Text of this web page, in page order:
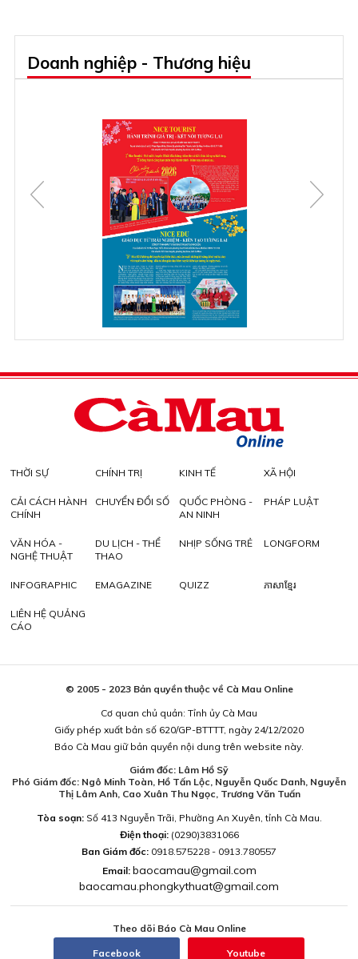
Doanh nghiệp - Thương hiệu
THỜI SỰ CHÍNH TRỊ KINH TẾ XÃ HỘI
CẢI CÁCH HÀNH
CHÍNH
CHUYỂN ĐỔI SỐ
QUỐC PHÒNG -
AN NINH
PHÁP LUẬT
VĂN HÓA -
NGHỆ THUẬT
DU LỊCH - THỂ
THAO
NHỊP SỐNG TRẺ LONGFORM
INFOGRAPHIC EMAGAZINE QUIZZ ភាសាខ្មែរ
LIÊN HỆ QUẢNG
CÁO
© 2005 - 2023 Bản quyền thuộc về Cà Mau Online
Cơ quan chủ quản: Tỉnh ủy Cà Mau
Giấy phép xuất bản số 620/GP-BTTTT, ngày 24/12/2020
Báo Cà Mau giữ bản quyền nội dung trên website này.
Giám đốc: Lâm Hồ Sỹ
Phó Giám đốc: Ngô Minh Toàn, Hồ Tấn Lộc, Nguyễn Quốc Danh, Nguyễn
Thị Lâm Anh, Cao Xuân Thu Ngọc, Trương Văn Tuấn
Tòa soạn:Số 413 Nguyễn Trãi, Phường An Xuyên, tỉnh Cà Mau.
Điện thoại: (0290)3831066
Ban Giám đốc: 0918.575228 - 0913.780557
Email: baocamau@gmail.com
baocamau.phongkythuat@gmail.com
Theo dõi Báo Cà Mau Online
Facebook Youtube